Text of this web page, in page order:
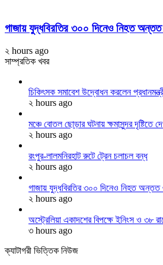
গাজায় যুদ্ধবিরতির ৩০০ দিনেও নিহত
২ hours ago
সাম্প্রতিক খবর
চিকিৎসক সমাবেশ উদ্বোধন করলেন
২ hours ago
মঞ্চে বোতল ছোড়ার ঘটনায় ক্ষমাসুন্দর দৃষ্টিতে
২ hours ago
রংপুর-লালমনিরহাট রুটে ট্রেন চলাচল বন্ধ
২ hours ago
গাজায় যুদ্ধবিরতির ৩০০ দিনেও নিহত
২ hours ago
অস্ট্রেলিয়া একাদশের বিপক্ষে ইনিংস ও ৩৮
৩ hours ago
ক্যাটাগরী ভিত্তিক নিউজ